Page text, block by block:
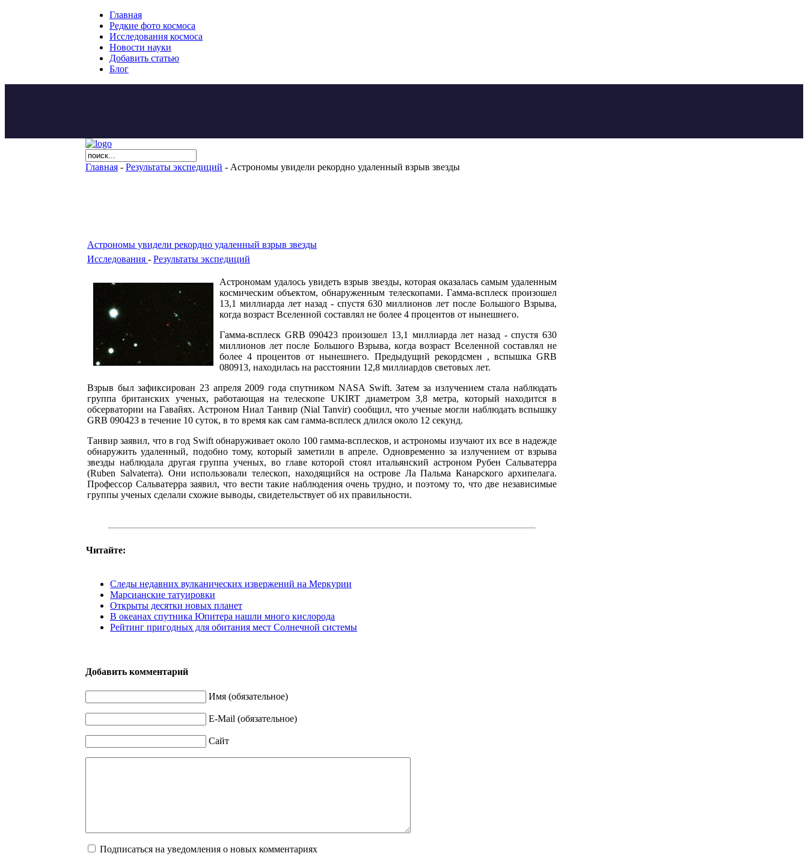
Главная
Редкие фото космоса
Исследования космоса
Новости науки
Добавить статью
Блог
Главная - Результаты экспедиций - Астрономы увидели рекордно удаленный взрыв звезды
Астрономы увидели рекордно удаленный взрыв звезды
Исследования - Результаты экспедиций
Астрономам удалось увидеть взрыв звезды, которая оказалась самым удаленным
космическим объектом, обнаруженным телескопами. Гамма-всплеск произошел
13,1 миллиарда лет назад - спустя 630 миллионов лет после Большого Взрыва,
когда возраст Вселенной составлял не более 4 процентов от нынешнего.
Гамма-всплеск GRB 090423 произошел 13,1 миллиарда лет назад - спустя 630
миллионов лет после Большого Взрыва, когда возраст Вселенной составлял не
более 4 процентов от нынешнего. Предыдущий рекордсмен , вспышка GRB
080913, находилась на расстоянии 12,8 миллиардов световых лет.
Взрыв был зафиксирован 23 апреля 2009 года спутником NASA Swift. Затем за излучением стала наблюдать
группа британских ученых, работающая на телескопе UKIRT диаметром 3,8 метра, который находится в
обсерватории на Гавайях. Астроном Ниал Танвир (Nial Tanvir) сообщил, что ученые могли наблюдать вспышку
GRB 090423 в течение 10 суток, в то время как сам гамма-всплеск длился около 12 секунд.
Танвир заявил, что в год Swift обнаруживает около 100 гамма-всплесков, и астрономы изучают их все в надежде
обнаружить удаленный, подобно тому, который заметили в апреле. Одновременно за излучением от взрыва
звезды наблюдала другая группа ученых, во главе которой стоял итальянский астроном Рубен Сальватерра
(Ruben Salvaterra). Они использовали телескоп, находящийся на острове Ла Пальма Канарского архипелага.
Профессор Сальватерра заявил, что вести такие наблюдения очень трудно, и поэтому то, что две независимые
группы ученых сделали схожие выводы, свидетельствует об их правильности.
Читайте:
Следы недавних вулканических извержений на Меркурии
Марсианские татуировки
Открыты десятки новых планет
В океанах спутника Юпитера нашли много кислорода
Рейтинг пригодных для обитания мест Солнечной системы
Добавить комментарий
Имя (обязательное)
E-Mail (обязательное)
Сайт
Подписаться на уведомления о новых комментариях